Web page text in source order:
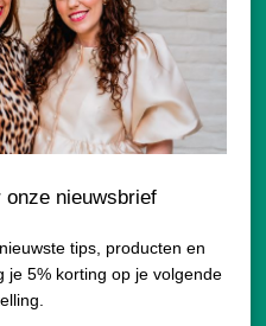
nieuwsbrief
tips, producten en
je 5% korting op je volgende